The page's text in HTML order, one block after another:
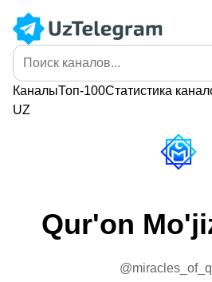
КаналыТоп-100Статистика
UZ
Qur'on